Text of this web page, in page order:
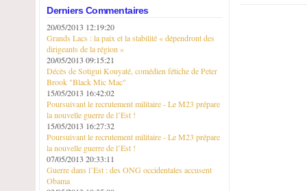
Derniers Commentaires
20/05/2013 12:19:20
Grands Lacs : la paix et la stabilité « dépendront des
dirigeants de la région »
20/05/2013 09:15:21
Décès de Sotigui Kouyaté, comédien fétiche de Peter
Brook "Black Mic Mac"
15/05/2013 16:42:02
Poursuivant le recrutement militaire - Le M23 prépare
la nouvelle guerre de l’Est !
15/05/2013 16:27:32
Poursuivant le recrutement militaire - Le M23 prépare
la nouvelle guerre de l’Est !
07/05/2013 20:33:11
Guerre dans l’Est : des ONG occidentales accusent
Obama